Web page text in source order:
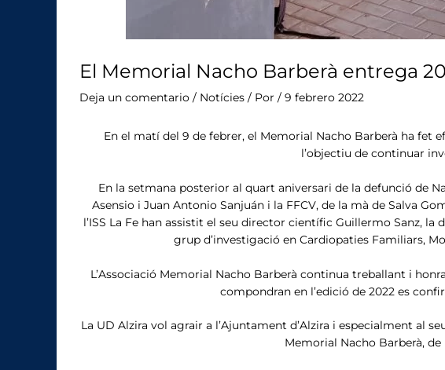
El Memorial Nacho Barberà entrega
Deja un comentario / Notícies / Por/9 febrero 2022
En el matí del 9 de febrer, el Memorial Nacho Barberà ha fet
l’objectiu de continuar
En la setmana posterior al quart aniversari de la defunció de
Asensio i Juan Antonio Sanjuán i la FFCV, de la mà de Salva
l’ISS La Fe han assistit el seu director científic Guillermo Sanz,
grup d’investigació en Cardiopaties Familiars,
L’Associació Memorial Nacho Barberà continua treballant i
compondran en l’edició de 2022 es
La UD Alzira vol agrair a l’Ajuntament d’Alzira i especialment al
Memorial Nacho Barberà,